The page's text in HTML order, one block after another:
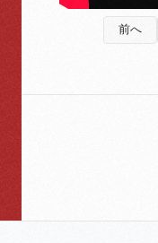
前へ